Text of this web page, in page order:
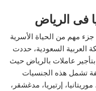
فى الرياض
جزء مهم من الحياة الأسرية
العربية السعودية، حددت
عاملات بالرياض حيث
19 جنسية مختلفة تشمل هذه الجنسيات
إرتيريا، مدغشقر،